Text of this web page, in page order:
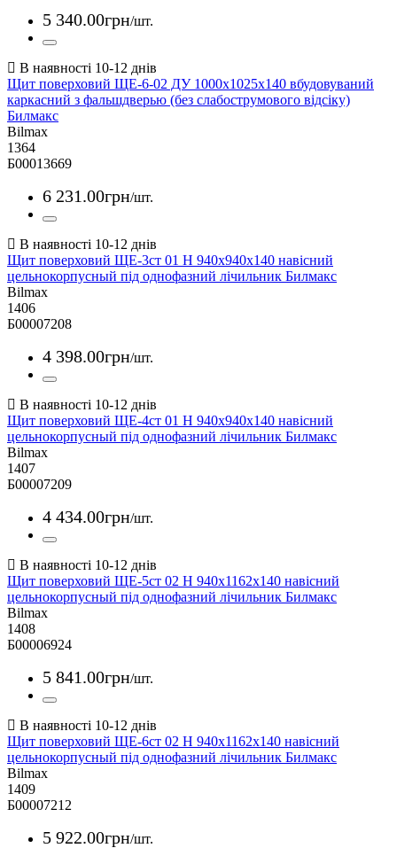
5 340.00грн/шт.
Щит поверховий ЩЕ-6-02 ДУ 1000х1025х140 вбудовуваний
каркасний з фальшдверью (без слабострумового відсіку)
Билмакс
Bilmax
1364
Б00013669
6 231.00грн/шт.
Щит поверховий ЩЕ-3ст 01 Н 940х940х140 навісний
цельнокорпусный під однофазний лічильник Билмакс
Bilmax
1406
Б00007208
4 398.00грн/шт.
Щит поверховий ЩЕ-4ст 01 Н 940х940х140 навісний
цельнокорпусный під однофазний лічильник Билмакс
Bilmax
1407
Б00007209
4 434.00грн/шт.
Щит поверховий ЩЕ-5ст 02 Н 940х1162х140 навісний
цельнокорпусный під однофазний лічильник Билмакс
Bilmax
1408
Б00006924
5 841.00грн/шт.
Щит поверховий ЩЕ-6ст 02 Н 940х1162х140 навісний
цельнокорпусный під однофазний лічильник Билмакс
Bilmax
1409
Б00007212
5 922.00грн/шт.